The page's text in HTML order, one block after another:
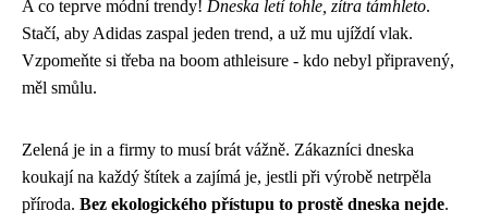
A co teprve módní trendy! Dneska letí tohle, zítra támhleto.
Stačí, aby Adidas zaspal jeden trend, a už mu ujíždí vlak.
Vzpomeňte si třeba na boom athleisure - kdo nebyl připravený,
měl smůlu.
Zelená je in a firmy to musí brát vážně. Zákazníci dneska
koukají na každý štítek a zajímá je, jestli při výrobě netrpěla
příroda. Bez ekologického přístupu to prostě dneska nejde.